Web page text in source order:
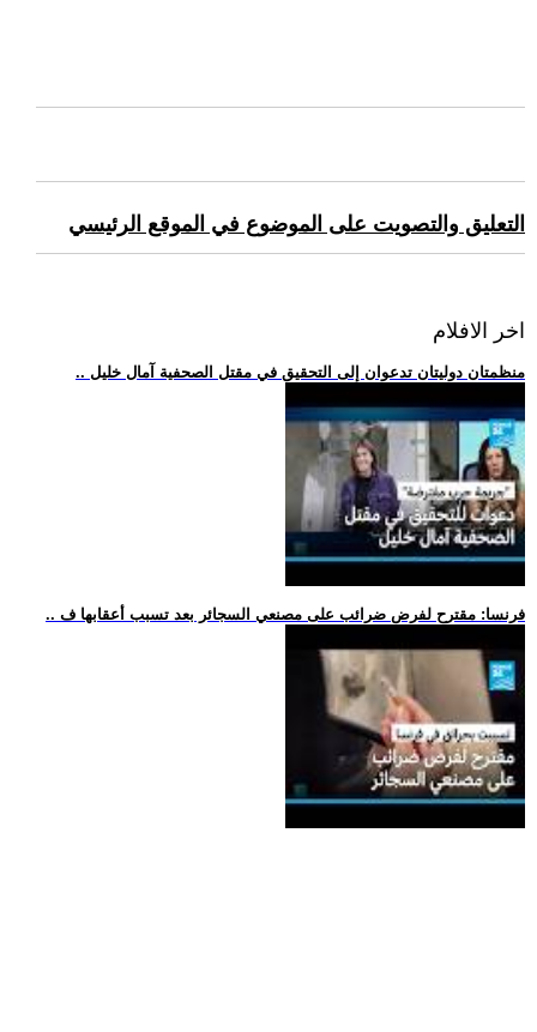
التعليق والتصويت على الموضوع في الموقع الرئيسي
اخر الافلام
.. منظمتان دوليتان تدعوان إلى التحقيق في مقتل الصحفية آمال خليل
.. فرنسا: مقترح لفرض ضرائب على مصنعي السجائر بعد تسبب أعقابها ف